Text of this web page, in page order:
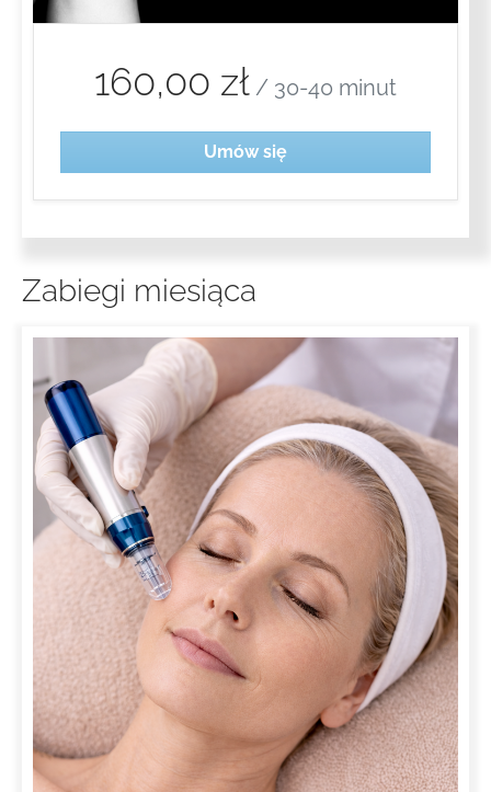
160,00 zł / 30-40 minut
Umów się
Zabiegi miesiąca